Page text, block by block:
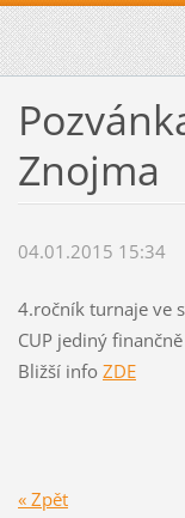
Znojma
04.01.2015 15:34
4.ročník turnaje ve
CUP jediný
Bližší info ZDE
« Zpět